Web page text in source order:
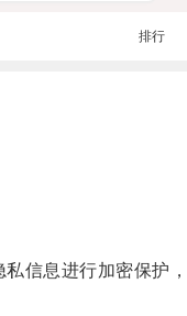
排行
信息进行加密保护，